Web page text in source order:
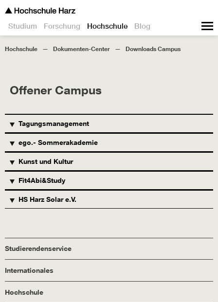
Studium Forschung Hochschule Blog
Hochschule Dokumenten-Center Downloads Campus
Offener Campus
Tagungsmanagement
ego.- Sommerakademie
Kunst und Kultur
Fit4Abi&Study
HS Harz Solar e.V.
Studierendenservice
Internationales
Hochschule